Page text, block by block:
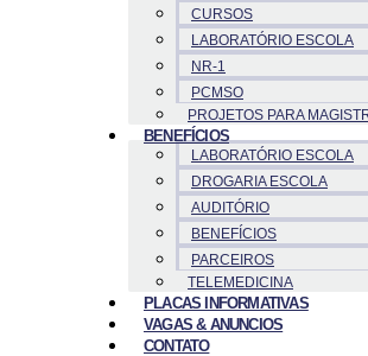
CURSOS
LABORATÓRIO ESCOLA
NR-1
PCMSO
PROJETOS PARA
BENEFÍCIOS
LABORATÓRIO ESCOLA
DROGARIA ESCOLA
AUDITÓRIO
BENEFÍCIOS
PARCEIROS
TELEMEDICINA
PLACAS INFORMATIVAS
VAGAS & ANUNCIOS
CONTATO